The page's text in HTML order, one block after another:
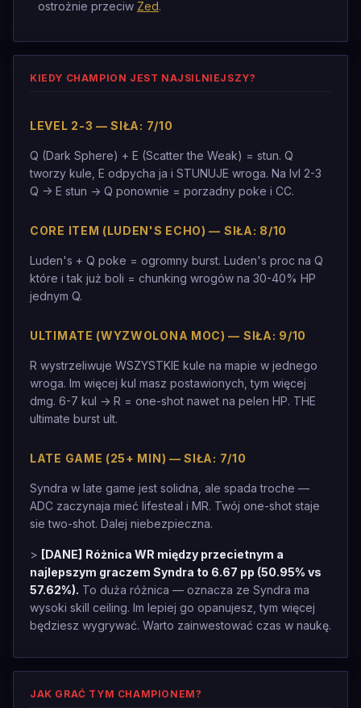
ostrożnie przeciw Zed.
KIEDY CHAMPION JEST NAJSILNIEJSZY?
LEVEL 2-3 — SIŁA: 7/10
Q (Dark Sphere) + E (Scatter the Weak) = stun. Q
tworzy kule, E odpycha ja i STUNUJE wroga. Na lvl 2-3
Q -> E stun -> Q ponownie = porzadny poke i CC.
CORE ITEM (LUDEN'S ECHO) — SIŁA: 8/10
Luden's + Q poke = ogromny burst. Luden's proc na Q
które i tak już boli = chunking wrogów na 30-40% HP
jednym Q.
ULTIMATE (WYZWOLONA MOC) — SIŁA: 9/10
R wystrzeliwuje WSZYSTKIE kule na mapie w jednego
wroga. Im więcej kul masz postawionych, tym więcej
dmg. 6-7 kul -> R = one-shot nawet na pelen HP. THE
ultimate burst ult.
LATE GAME (25+ MIN) — SIŁA: 7/10
Syndra w late game jest solidna, ale spada troche —
ADC zaczynaja mieć lifesteal i MR. Twój one-shot staje
sie two-shot. Dalej niebezpieczna.
> [DANE] Różnica WR między przecietnym a
najlepszym graczem Syndra to 6.67 pp (50.95% vs
57.62%). To duża różnica — oznacza ze Syndra ma
wysoki skill ceiling. Im lepiej go opanujesz, tym więcej
będziesz wygrywać. Warto zainwestować czas w naukę.
JAK GRAĆ TYM CHAMPIONEM?